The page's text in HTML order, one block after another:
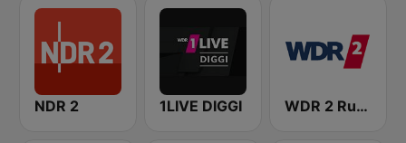
NDR 2 1LIVE DIGGI WDR 2 Ruhrgebiet